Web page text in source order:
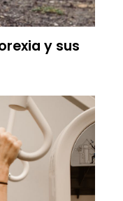
y sus